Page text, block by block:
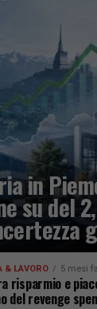
in
su del
& LAVORO 5 mesi fa
risparmio e
del revenge